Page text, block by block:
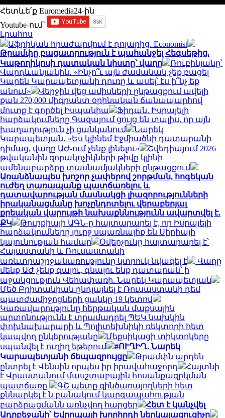
Հետևե՛ք Euromedia24-ին
Youtube-ում`
Լրահոս
Աֆրիկան ​​հրաժարվում է դոլարից. Economist
Թրամփը բացատրություն է պահանջել Հեգսեթից.
Կաթողիկոսի դատական նիստը՝ վաղը
Ռուբինյանը՝
Վարդևանյանին․ «Ինչո՞ւ այն ժամանակ չեք բացել
Կարեն Կարապետյանի դուռը և ասել՝ էս ի՞նչ եք
անում»
Վերջին վեց ամիսների ընթացքում ավելի
քան 270,000 միգրանտ օրինական ճանապարհով
մուտք է գործել Իսպանիա
Ֆիդան. Իսրայելի
հարձակումները Գազայում ցույց են տալիս, որ այն
խաղաղություն չի ցանկանում
Նարեկ
Կարապետյան․ «Ես կլինեմ Էջմիածնի դատարանի
դիմաց, վաղը ԱԺ-ում չենք լինելու»
Շվեդիայում 2026
թվականին զորակոչիկների թիվը կլինի
ամենաբարձրը տասնամյակների ընթացքում
Առանձնապես խոշոր չափերով շորթման, հոգեկան
ուժեղ տառապանք պատճառելու և
դատավարության մասնակցի լիազորությունների
իրականացմանը խոչընդոտելու վերաբերյալ
քրեական վարույթի նախաքննությունն ավարտվել է.
ՔԿ
Թուրքիայի ԱԳՆ-ը հայտարարել է, որ Իսրայելի
հարձակումները լուրջ սպառնալիք են Սիրիայի
կայունության համար
Օվերչուկը հայտարարել է՝
Հայաստանի և Ռուսաստանի
առևտրաշրջանառությունը կտրուկ նվազել է
Վաղը
մենք ԱԺ չենք գալու, գնալու ենք դատարան՝ ի
աջակցություն Վեհափառի. Նարեկ Կարապետյան
Մեծ Բրիտանիան ընդլայնել է Ռուսաստանի դեմ
պատժամիջոցների ցանկը 19 կետով
Կառավարությունը հերթական մաքսային
արտոնությունն է տրամադրել ՊԵԿ նախկին
փոխնախարարի և Պոլիտեխնիկի ռեկտորի հետ
կապվող ընկերությանը
Մեքսիկացի տիկտոկերը
սպանվել է ուղիղ եթերում
#ՈՒՂԻՂ․ Նարեկ
Կարապետյանի ճեպազրույցը
Թրամփն արդեն
ընտրել է Վենսին որպես իր իրավահաջորդ
Հայտնի
է Վրաստանում մասշտաբային հոսանքազրկման
պատճառը
ԳՇ պետը զինծառայողների հետ
քննարկել է ն բանակում կարգապահության
բարձրացմանն առնչվող հարցեր
Հետ է կանչվել
Ադրբեջանի՝ Եվրոպայի խորհրդի ներկայացուցիչը